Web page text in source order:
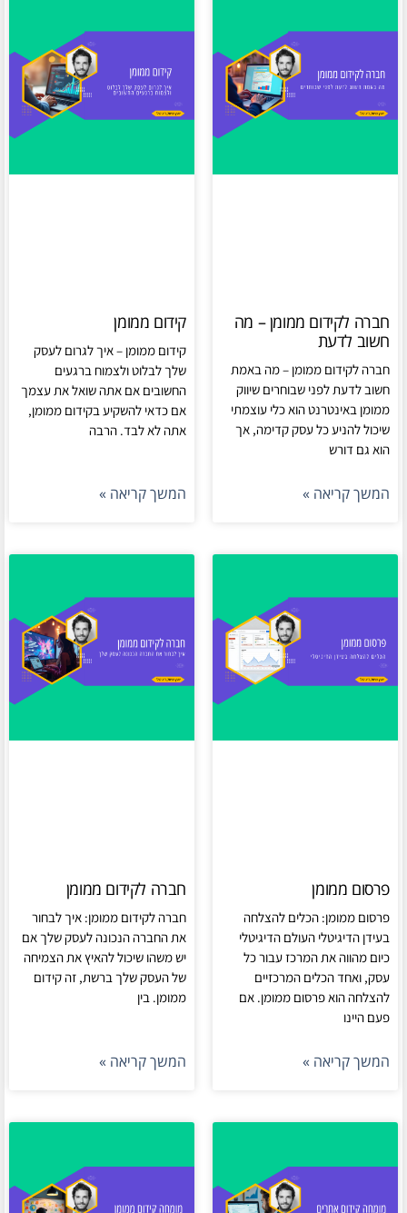
חברה לקידום ממומן – מה
חשוב לדעת
חברה לקידום ממומן – מה באמת
חשוב לדעת לפני שבוחרים שיווק
ממומן באינטרנט הוא כלי עוצמתי
שיכול להניע כל עסק קדימה, אך
הוא גם דורש
המשך קריאה »
קידום ממומן
קידום ממומן – איך לגרום לעסק
שלך לבלוט ולצמוח ברגעים
החשובים אם אתה שואל את עצמך
אם כדאי להשקיע בקידום ממומן,
אתה לא לבד. הרבה
המשך קריאה »
פרסום ממומן
פרסום ממומן: הכלים להצלחה
בעידן הדיגיטלי העולם הדיגיטלי
כיום מהווה את המרכז עבור כל
עסק, ואחד הכלים המרכזיים
להצלחה הוא פרסום ממומן. אם
פעם היינו
המשך קריאה »
חברה לקידום ממומן
חברה לקידום ממומן: איך לבחור
את החברה הנכונה לעסק שלך אם
יש משהו שיכול להאיץ את הצמיחה
של העסק שלך ברשת, זה קידום
ממומן. בין
המשך קריאה »